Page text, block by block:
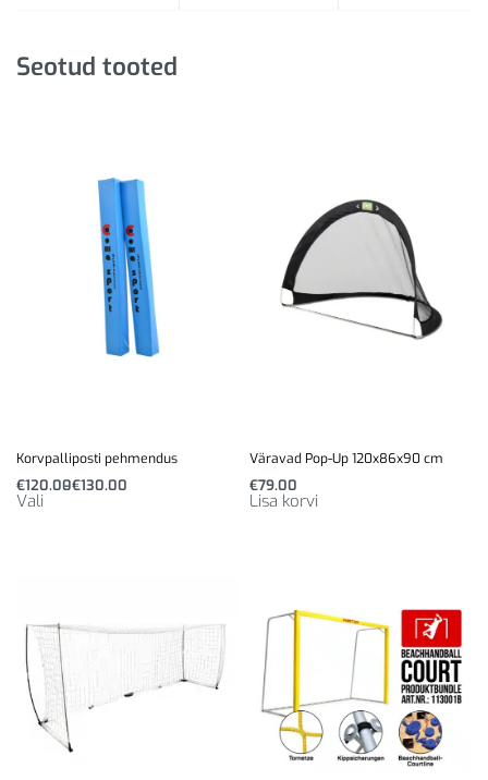
Seotud tooted
Korvpalliposti pehmendus
€120.00€130.00
Vali
Väravad Pop-Up 120x86x90 cm
€79.00
Lisa korvi